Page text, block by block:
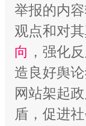
举报的内
观点和对其
向 ，强化
造良好舆
网站架起
盾，促进